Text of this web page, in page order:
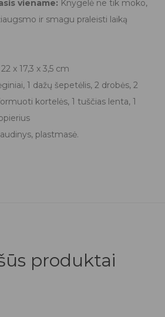
viename: Knygelė ne tik moko,
ir smagu praleisti laiką
22 x 17,3 x 3,5 cm
1 dažų šepetėlis, 2 drobės, 2
kortelės, 1 tuščias lenta, 1
plastmasė.
produktai